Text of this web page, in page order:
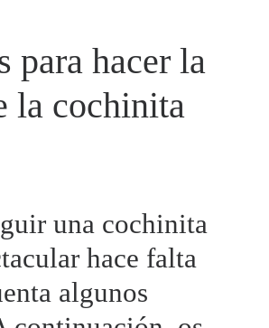
para hacer la
la cochinita
una cochinita
hace falta
algunos